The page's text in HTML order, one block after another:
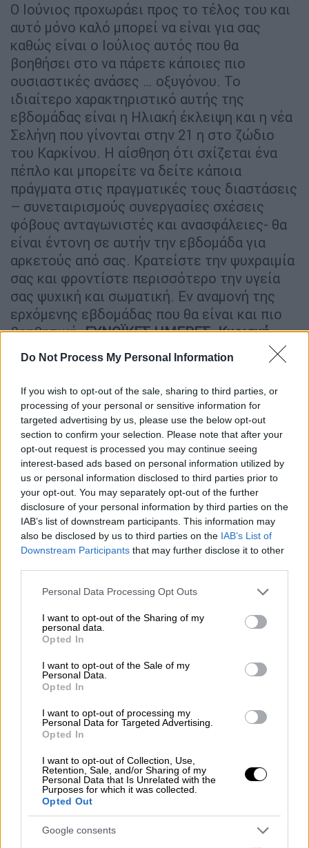
Do Not Process My Personal Information
If you wish to opt-out of the sale, sharing to third parties, or
processing of your personal or sensitive information for
targeted advertising by us, please use the below opt-out
section to confirm your selection. Please note that after your
opt-out request is processed you may continue seeing
interest-based ads based on personal information utilized by
us or personal information disclosed to third parties prior to
your opt-out. You may separately opt-out of the further
disclosure of your personal information by third parties on the
IAB’s list of downstream participants. This information may
also be disclosed by us to third parties on the IAB’s List of
Downstream Participants that may further disclose it to other
Please note that this website/app uses one or more Google
not limited to your visit or usage behaviour. You may click to
grant or deny consent to Google and its third-party tags to
use your data for below specified purposes in below Google
consent section.
Personal Data Processing Opt Outs
I want to opt-out of the Sharing of my
personal data.
Opted In
I want to opt-out of the Sale of my
Personal Data.
Opted In
I want to opt-out of processing my
Personal Data for Targeted Advertising.
Opted In
I want to opt-out of Collection, Use,
Retention, Sale, and/or Sharing of my
Personal Data that Is Unrelated with the
Purposes for which it was collected.
Opted Out
Google consents
Ο Ιούνιος προχωράει προς το τέλος του και
αυτό μόνο καλό μπορεί να είναι για σας
καθώς είναι ο Ιούλιος αυτός που θα
βοηθήσει στο να πάρετε κάποιες πιο
ουσιαστικές ανάσες … οξυγόνου. Το
ιδιαίτερο χαρακτηριστικό αυτής της
εβδομάδας είναι η Ηλιακή έκλειψη και η νέα
Σελήνη που γίνονται στην 21 η στο ζώδιο
του Καρκίνου. Η αίσθηση ότι σχίζεται ένα
πέπλο και μπορείτε να δείτε κάποια
πράγματα στις πραγματικές τους διαστάσεις
– συνεταιρισμούς συνεργασίες σχέσεις
φόβους ανταγωνιστές και ανασφάλειες- θα
είναι έντονη σε αυτήν την εβδομάδα για
αρκετούς από σας. Κρατείστε την ψυχραιμία
σας και φροντίστε περισσότερο την υγεία
σας ψυχική και σωματική. Εν αναμονή της
ερχόμενης εβδομάδας που θα είναι και πιο
βοηθητική.ΕΥΝΟΪΚΕΣ ΗΜΕΡΕΣ. Κυριακή
Δευτέρα Παρασκευή και Σάββατο. ΗΜΕΡΕΣ
ΠΡΟΣΟΧΗΣ. Από Τρίτη μεσημέρι έως και
Πέμπτη.
ΠΑΡΘΕΝΟΣ
Ο Ιούνιος στην προτελευταία εβδομάδα του
και αυτό μόνο καλό μπορεί να είναι για σας
αφού δεν είναι δα και από τους
ευκολότερους μήνες αυτού του χρόνου.
Είναι σημαντικό τώρα το να μην χάνετε
εύκολα την συγκέντρωση και την ψυχραιμία
σας για να αποφύγετε λάθη και μπερδέματα
που μπορεί να κοστίσουν ψυχικά υλικά και
συναισθηματικά. Οι συνθήκες σαφώς και δεν
απαιτηθεί υπερπροσπάθεια για να
συντηρήσετε τα κεκτημένα σας αλλά και να
αντέξετε στην πίεση και τον ανταγωνισμό.
Τώρα βέβαια κρίνονται σχέσεις και
συνεργασίες γιαυτό και είναι ανάγκη να
υπερασπιστείτε αυτές πού θέλετε και αυτές
που αξίζει τον κόπο να συντηρηθούν και να
Τετάρτη και Πέμπτη. ΗΜΕΡΕΣ ΠΡΟΣΟΧΗΣ.
Παρασκευή και Σάββατο.
ΖΥΓΟΣ